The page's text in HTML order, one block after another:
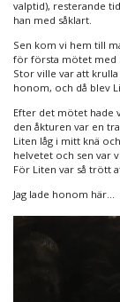
valptid), resterande
han med såklart.
Sen kom vi hem till
för första mötet med
Stor ville var att
honom, och då blev
Efter det mötet hade
den åkturen var en
Liten låg i mitt knä
helvetet och sen var
För Liten var så trött
Jag lade honom här…